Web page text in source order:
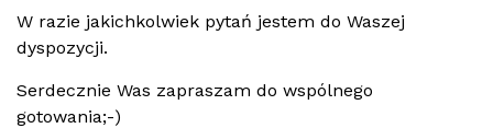
W razie jakichkolwiek pytań jestem do Waszej
dyspozycji.
Serdecznie Was zapraszam do wspólnego
gotowania;-)